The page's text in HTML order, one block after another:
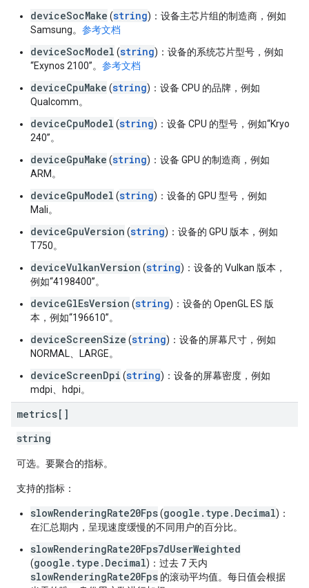
deviceSocMake (string)：设备主芯片组的制造商，例如
Samsung。 参考文档
deviceSocModel (string)：设备的系统芯片型号，例如
“Exynos 2100”。 参考文档
deviceCpuMake (string)：设备 CPU 的品牌，例如
Qualcomm。
deviceCpuModel (string)：设备 CPU 的型号，例如“Kryo
240”。
deviceGpuMake (string)：设备 GPU 的制造商，例如
ARM。
deviceGpuModel (string)：设备的 GPU 型号，例如
Mali。
deviceGpuVersion (string)：设备的 GPU 版本，例如
T750。
deviceVulkanVersion (string)：设备的 Vulkan 版本，
例如“4198400”。
deviceGlEsVersion (string)：设备的 OpenGL ES 版
本，例如“196610”。
deviceScreenSize (string)：设备的屏幕尺寸，例如
NORMAL、LARGE。
deviceScreenDpi (string)：设备的屏幕密度，例如
mdpi、hdpi。
metrics[]
string
可选。要聚合的指标。
支持的指标 ：
slowRenderingRate20Fps(google.type.Decimal)：
在汇总期内，呈现速度缓慢的不同用户的百分比。
slowRenderingRate20Fps7dUserWeighted
(google.type.Decimal)：过去 7 天内
slowRenderingRate20Fps 的滚动平均值。每日值会根据